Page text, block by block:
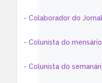
- Colaborador do
- Colunista do
- Colunista do